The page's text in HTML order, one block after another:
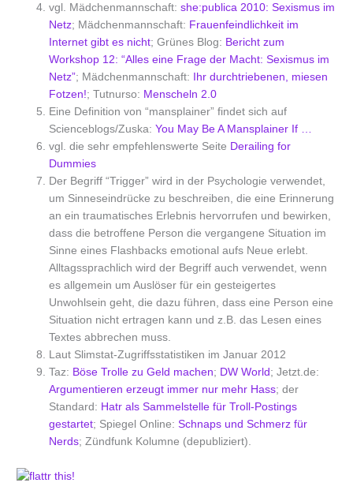
vgl. Mädchenmannschaft:she:publica 2010: Sexismus im
Netz; Mädchenmannschaft: Frauenfeindlichkeit im
Internet gibt es nicht; Grünes Blog: Bericht zum
Workshop 12: “Alles eine Frage der Macht: Sexismus im
Netz”; Mädchenmannschaft:
Ihr durchtriebenen, miesen
Fotzen!; Tutnurso: Menscheln 2.0
Eine Definition von “mansplainer” findet sich auf
Scienceblogs/Zuska:You May Be A Mansplainer If …
vgl. die sehr empfehlenswerte Seite Derailing for
Dummies
Der Begriff “Trigger” wird in der Psychologie verwendet,
um Sinneseindrücke zu beschreiben, die eine Erinnerung
an ein traumatisches Erlebnis hervorrufen und bewirken,
dass die betroffene Person die vergangene Situation im
Sinne eines Flashbacks emotional aufs Neue erlebt.
Alltagssprachlich wird der Begriff auch verwendet, wenn
es allgemein um Auslöser für ein gesteigertes
Unwohlsein geht, die dazu führen, dass eine Person eine
Situation nicht ertragen kann und z.B. das Lesen eines
Textes abbrechen muss.
Laut Slimstat-Zugriffsstatistiken im Januar 2012
Taz: Böse Trolle zu Geld machen; DW World ; Jetzt.de:
Argumentieren erzeugt immer nur mehr Hass; der
Standard: Hatr als Sammelstelle für Troll-Postings
gestartet; Spiegel Online:Schnaps und Schmerz für
Nerds; Zündfunk Kolumne (depubliziert).